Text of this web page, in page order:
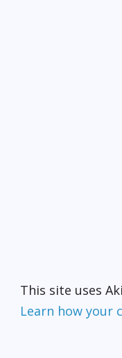
This site uses
Learn how your